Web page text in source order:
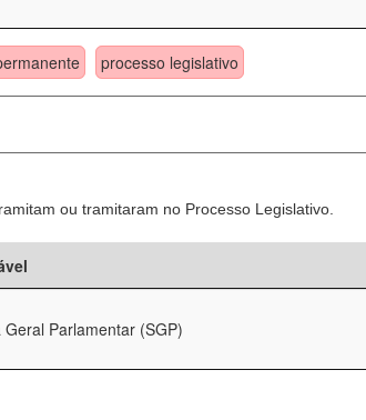
processo legislativo
ou tramitaram no Processo Legislativo.
Parlamentar (SGP)